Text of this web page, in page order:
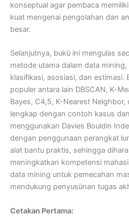
konseptual agar pembaca
kuat mengenai pengolahan dan
besar.
Selanjutnya, bukü ini mengulas
metode utama dalam data
klasifikasi, asosiasi, dan estimasi.
populer antara lain DBSCAN, K-
Bayes, C4,5, K-Nearest Neighbor,
lengkap dengan contoh kasus
menggunakan Davies Bouldin
dengan penggunaan perangkat
alat bantu praktis, sehingga
meningkatkan kompetensi
data mining untuk pemecahan
mendukung penyusünan tugas
Cetakan Pertama: